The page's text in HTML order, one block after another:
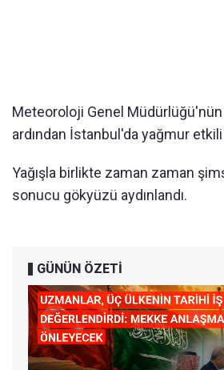
Meteoroloji Genel Müdürlüğü'nün
ardından İstanbul'da yağmur
Yağışla birlikte zaman zaman
sonucu gökyüzü aydınlandı.
GÜNÜN ÖZETİ